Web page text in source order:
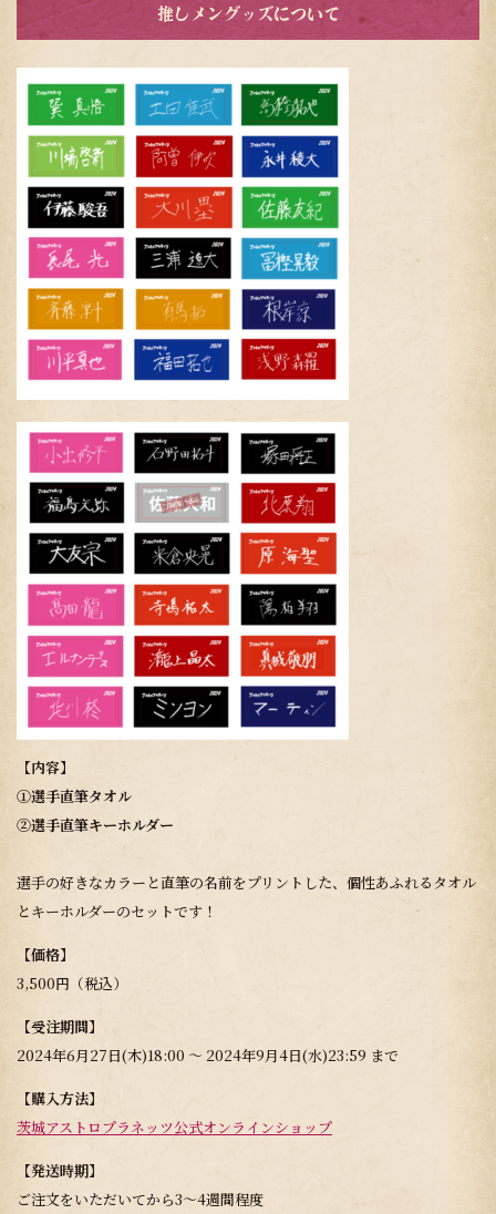
推しメングッズについて
【内容】
①選手直筆タオル
②選手直筆キーホルダー
選手の好きなカラーと直筆の名前をプリントした、個性あふれるタオル
とキーホルダーのセットです！
【価格】
3,500円（税込）
【受注期間】
2024年6月27日(木)18:00 〜 2024年9月4日(水)23:59 まで
【購入方法】
茨城アストロプラネッツ公式オンラインショップ
【発送時期】
ご注文をいただいてから3〜4週間程度